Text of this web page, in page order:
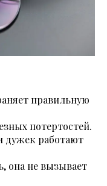
правильную
потертостей.
дужек работают
она не вызывает